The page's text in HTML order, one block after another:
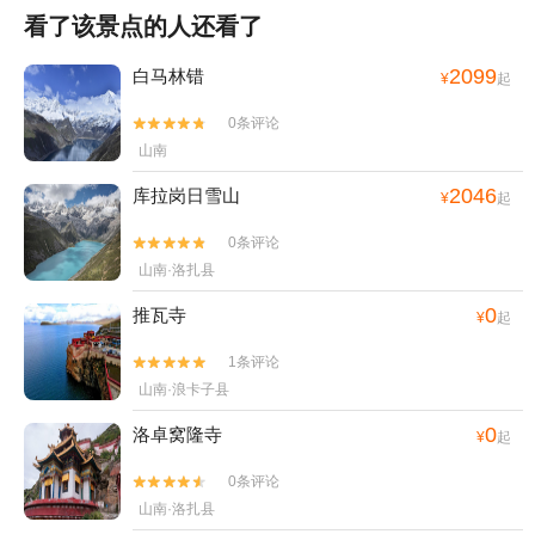
看了该景点的人还看了
白马林错 ¥2099起


0条评论
山南
库拉岗日雪山 ¥2046起


0条评论
山南·洛扎县
推瓦寺 ¥0起


1条评论
山南·浪卡子县
洛卓窝隆寺 ¥0起


0条评论
山南·洛扎县